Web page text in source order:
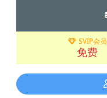
SVIP会员
免费